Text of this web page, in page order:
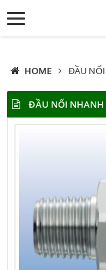
HOME ĐẦU NỐI
ĐẦU NỐI NHANH